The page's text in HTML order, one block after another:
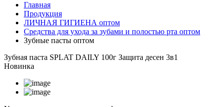
Главная
Продукция
ЛИЧНАЯ ГИГИЕНА оптом
Средства для ухода за зубами и полостью рта оптом
Зубные пасты оптом
Зубная паста SPLAT DAILY 100г Защита десен 3в1
Новинка